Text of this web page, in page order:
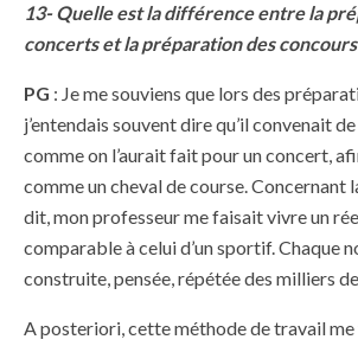
13- Quelle est la différence entre la
concerts et la préparation des concours
PG : Je me souviens que lors des
j’entendais souvent dire qu’il convenait
comme on l’aurait fait pour un concert,
comme un cheval de course. Concernant
dit, mon professeur me faisait vivre un
comparable à celui d’un sportif. Chaque
construite, pensée, répétée des milliers
A posteriori, cette méthode de travail